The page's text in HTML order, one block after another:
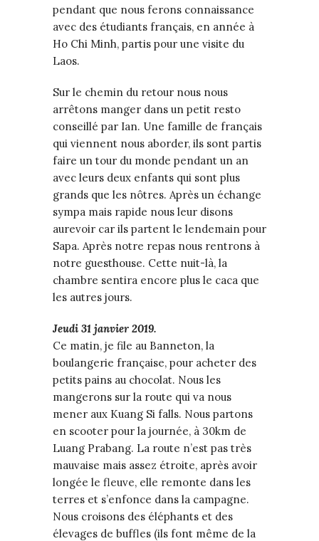
pendant que nous ferons connaissance
avec des étudiants français, en année à
Ho Chi Minh, partis pour une visite du
Laos.
Sur le chemin du retour nous nous
arrêtons manger dans un petit resto
conseillé par Ian. Une famille de français
qui viennent nous aborder, ils sont partis
faire un tour du monde pendant un an
avec leurs deux enfants qui sont plus
grands que les nôtres. Après un échange
sympa mais rapide nous leur disons
aurevoir car ils partent le lendemain pour
Sapa. Après notre repas nous rentrons à
notre guesthouse. Cette nuit-là, la
chambre sentira encore plus le caca que
les autres jours.
Jeudi 31 janvier 2019.
Ce matin, je file au Banneton, la
boulangerie française, pour acheter des
petits pains au chocolat. Nous les
mangerons sur la route qui va nous
mener aux Kuang Si falls. Nous partons
en scooter pour la journée, à 30km de
Luang Prabang. La route n’est pas très
mauvaise mais assez étroite, après avoir
longée le fleuve, elle remonte dans les
terres et s’enfonce dans la campagne.
Nous croisons des éléphants et des
élevages de buffles (ils font même de la